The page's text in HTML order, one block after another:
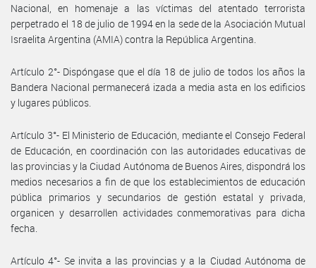
Nacional, en homenaje a las víctimas del atentado terrorista
perpetrado el 18 de julio de 1994 en la sede de la Asociación Mutual
Israelita Argentina (AMIA) contra la República Argentina.
Artículo 2°- Dispóngase que el día 18 de julio de todos los años la
Bandera Nacional permanecerá izada a media asta en los edificios
y lugares públicos.
Artículo 3°- El Ministerio de Educación, mediante el Consejo Federal
de Educación, en coordinación con las autoridades educativas de
las provincias y la Ciudad Autónoma de Buenos Aires, dispondrá los
medios necesarios a fin de que los establecimientos de educación
pública primarios y secundarios de gestión estatal y privada,
organicen y desarrollen actividades conmemorativas para dicha
fecha.
Artículo 4°- Se invita a las provincias y a la Ciudad Autónoma de